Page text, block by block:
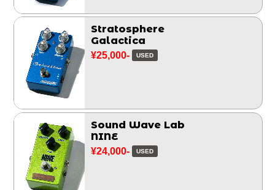
Stratosphere
Galactica
¥25,000- USED
Sound Wave Lab
NINE
¥24,000- USED